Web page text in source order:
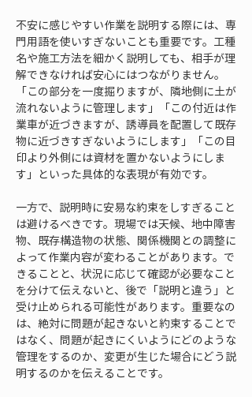
不安に感じやすい作業を説明する際には、専
門用語を使いすぎないことも重要です。工種
名や施工方法を細かく説明しても、相手が理
解できなければ安心にはつながりません。
「この部分を一度掘りますが、隣地側に土が
流れないように管理します」「この付近は作
業車が近づきますが、誘導員を配置して既存
物に近づきすぎないようにします」「この目
印より外側には資材を置かないようにしま
す」といった具体的な表現が有効です。
一方で、説明時に安易な約束をしすぎること
は避けるべきです。現場では天候、地中障害
物、既存構造物の状態、関係機関との調整に
よって作業内容が変わることがあります。で
きることと、状況に応じて確認が必要なこと
を分けて伝えないと、後で「説明と違う」と
受け止められる可能性があります。重要なの
は、絶対に問題が起きないと約束することで
はなく、問題が起きにくいようにどのような
管理をするのか、変更が生じた場合にどう説
明するのかを伝えることです。